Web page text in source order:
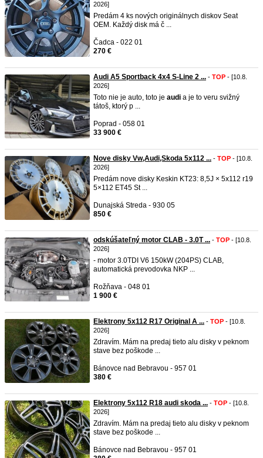
2026]
Predám 4 ks nových originálnych diskov Seat
OEM. Každý disk má č ...
Čadca - 022 01
270 €
Audi A5 Sportback 4x4 S-Line 2 ... - TOP - [10.8.
2026]
Toto nie je auto, toto je audi a je to veru svižný
tátoš, ktorý p ...
Poprad - 058 01
33 900 €
Nove disky Vw,Audi,Skoda 5x112 ... - TOP - [10.8.
2026]
Predám nove disky Keskin KT23: 8,5J × 5x112 r19
5×112 ET45 St ...
Dunajská Streda - 930 05
850 €
odskúšateľný motor CLAB - 3.0T ... - TOP - [10.8.
2026]
- motor 3.0TDI V6 150kW (204PS) CLAB,
automatická prevodovka NKP ...
Rožňava - 048 01
1 900 €
Elektrony 5x112 R17 Original A ... - TOP - [10.8.
2026]
Zdravím. Mám na predaj tieto alu disky v peknom
stave bez poškode ...
Bánovce nad Bebravou - 957 01
380 €
Elektrony 5x112 R18 audi skoda ... - TOP - [10.8.
2026]
Zdravím. Mám na predaj tieto alu disky v peknom
stave bez poškode ...
Bánovce nad Bebravou - 957 01